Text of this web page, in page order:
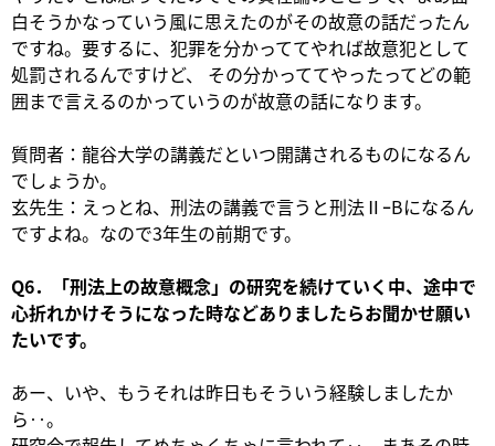
白そうかなっていう風に思えたのがその故意の話だったん
ですね。要するに、犯罪を分かっててやれば故意犯として
処罰されるんですけど、 その分かっててやったってどの範
囲まで言えるのかっていうのが故意の話になります。
質問者：龍谷大学の講義だといつ開講されるものになるん
でしょうか。
玄先生：えっとね、刑法の講義で言うと刑法ⅡｰBになるん
ですよね。なので3年生の前期です。
Q6．「刑法上の故意概念」の研究を続けていく中、途中で
心折れかけそうになった時などありましたらお聞かせ願い
たいです。
あー、いや、もうそれは昨日もそういう経験しましたか
ら‥。